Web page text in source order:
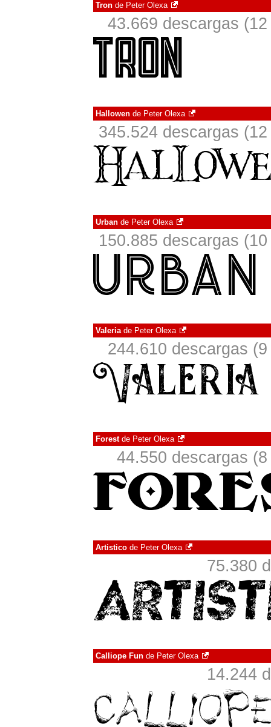
Tron de Peter Olexa
43.669 descargas
Hallowen de Peter Olexa
345.524 descargas
Urban de Peter Olexa
150.885 descargas
Valeriade Peter Olexa
244.610 descargas
Forestde Peter Olexa
44.550 descargas
Artistico de Peter Olexa
75.380
Calliope Fun de Peter Olexa
14.244